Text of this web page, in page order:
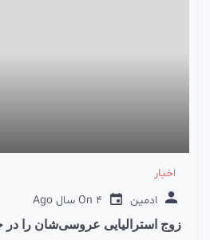
اخبار
ادمین
On 4 سال Ago
زوج استرالیایی عروسی‌شان را در